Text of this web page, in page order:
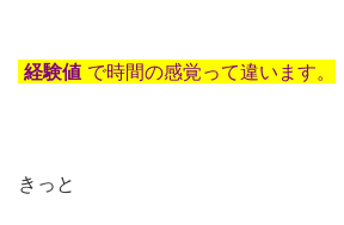
経験値 で時間の感覚って違います。
きっと